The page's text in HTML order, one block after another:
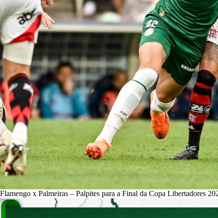
Flamengo x Palmeiras – Palpites para a Final da Copa Libertadores